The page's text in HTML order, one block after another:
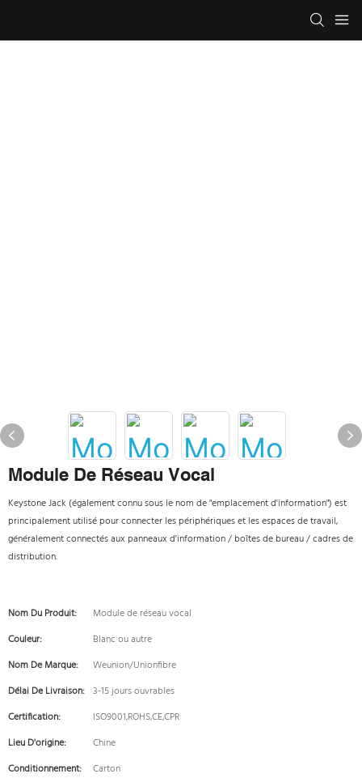
Module De Réseau Vocal
Keystone Jack (également connu sous le nom de "emplacement d'information") est
principalement utilisé pour connecter les périphériques et les espaces de travail,
généralement connectés aux panneaux d'information / boîtes de bureau / cadres de
distribution.
Nom Du Produit:
Module de réseau vocal
Couleur:
Blanc ou autre
Nom De Marque:
Weunion/Unionfibre
Délai De Livraison: 3-15 jours ouvrables
Certification:
ISO9001,ROHS,CE,CPR
Lieu D'origine:
Chine
Conditionnement:
Carton